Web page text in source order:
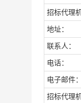
招标代理
地址：
联系人：
电话：
电子邮件：
招标代理